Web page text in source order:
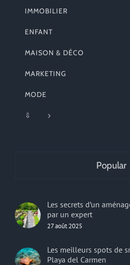
IMMOBILIER
ENFANT
MAISON & DÉCO
MARKETING
MODE
⇩
Popular
Les secrets d’un
par un expert
27 août 2025
Les meilleurs spots de
Playa del Carmen